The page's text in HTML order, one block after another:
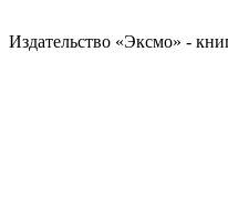
Издательство «Эксмо» -